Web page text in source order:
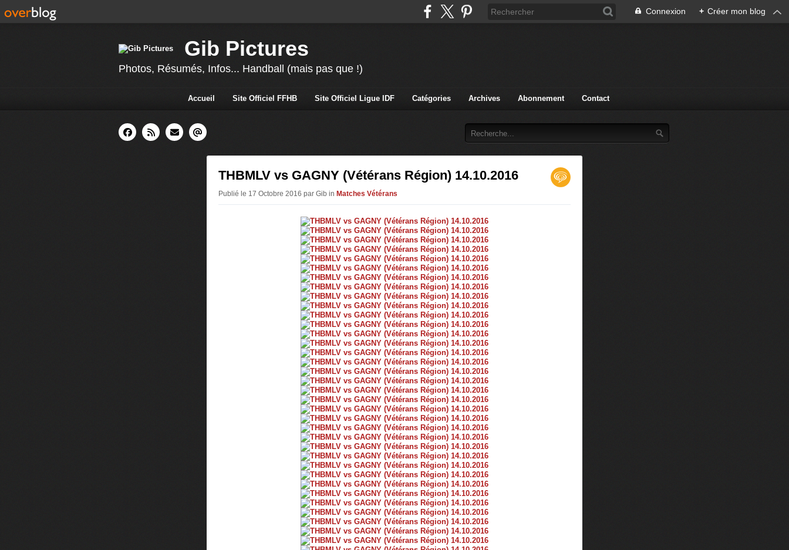
Connexion + Créer mon blog
Gib Pictures
Photos, Résumés, Infos... Handball (mais pas que !)
Accueil Site Officiel FFHB Site Officiel Ligue IDF Catégories Archives Abonnement Contact
THBMLV vs GAGNY (Vétérans Région) 14.10.2016
Publié le 17 Octobre 2016 par Gib in Matches Vétérans